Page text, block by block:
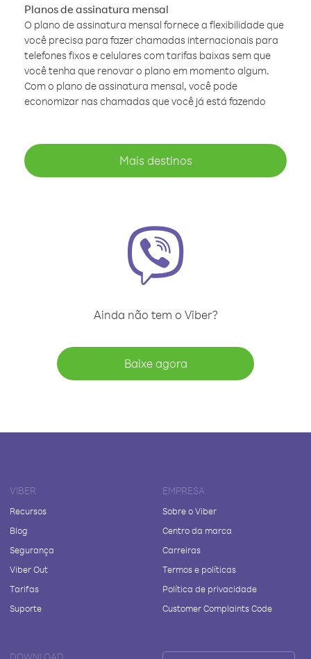
Planos de assinatura mensal
O plano de assinatura mensal fornece a flexibilidade que
você precisa para fazer chamadas internacionais para
telefones fixos e celulares com tarifas baixas sem que
você tenha que renovar o plano em momento algum.
Com o plano de assinatura mensal, você pode
economizar nas chamadas que você já está fazendo
Mais destinos
Ainda não tem o Viber?
Baixe agora
VIBER
Recursos
Blog
Segurança
Viber Out
Tarifas
Suporte
EMPRESA
Sobre o Viber
Centro da marca
Carreiras
Termos e políticas
Política de privacidade
Customer Complaints Code
DOWNLOAD